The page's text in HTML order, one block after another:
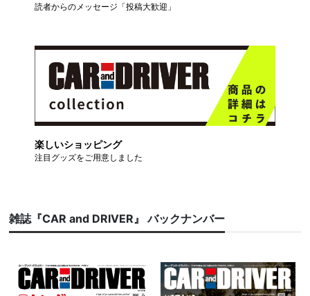
読者からのメッセージ「投稿大歓迎」
楽しいショッピング
注目グッズをご用意しました
雑誌『CAR and DRIVER』 バックナンバー